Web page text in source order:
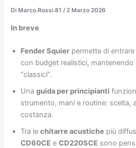
Di Marco.Rossi.81/2 Marzo 2026
In breve
Fender Squier permette di
con budget realistici,
“classici”.
Unaguida per principianti
strumento, mani e routine: scelta,
costanza.
Tra lechitarre acustiche più
CD60CE eCD220SCE sono